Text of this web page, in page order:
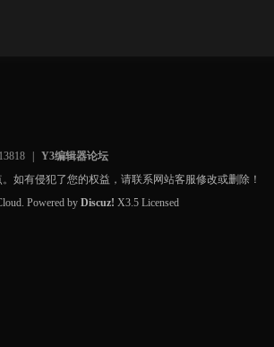
Y3编辑器论坛
如有侵犯了您的权益，请联系网站客服修改或删除！
Powered byDiscuz! X3.5 Licensed